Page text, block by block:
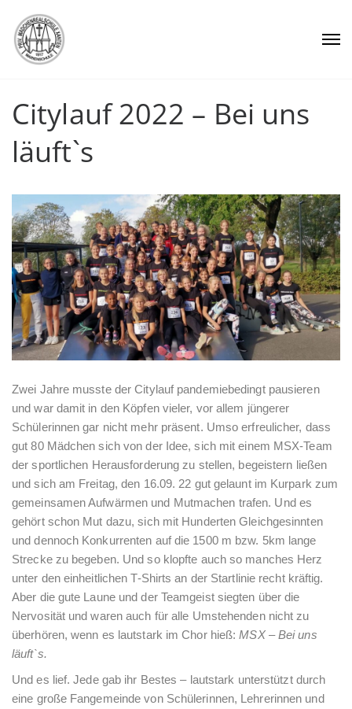
Citylauf 2022 – Bei uns
läuft`s
Zwei Jahre musste der Citylauf pandemiebedingt pausieren
und war damit in den Köpfen vieler, vor allem jüngerer
Schülerinnen gar nicht mehr präsent. Umso erfreulicher, dass
gut 80 Mädchen sich von der Idee, sich mit einem MSX-Team
der sportlichen Herausforderung zu stellen, begeistern ließen
und sich am Freitag, den 16.09. 22 gut gelaunt im Kurpark zum
gemeinsamen Aufwärmen und Mutmachen trafen. Und es
gehört schon Mut dazu, sich mit Hunderten Gleichgesinnten
und dennoch Konkurrenten auf die 1500 m bzw. 5km lange
Strecke zu begeben. Und so klopfte auch so manches Herz
unter den einheitlichen T-Shirts an der Startlinie recht kräftig.
Aber die gute Laune und der Teamgeist siegten über die
Nervosität und waren auch für alle Umstehenden nicht zu
überhören, wenn es lautstark im Chor hieß:MSX – Bei uns
läuft`s.
Und es lief. Jede gab ihr Bestes – lautstark unterstützt durch
eine große Fangemeinde von Schülerinnen, Lehrerinnen und